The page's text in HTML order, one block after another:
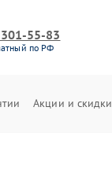
55-83
по РФ
Акции и скидки